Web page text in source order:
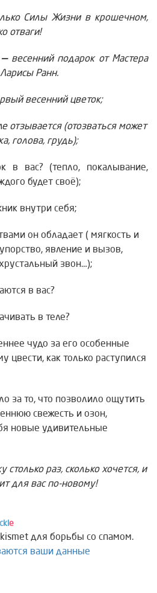
Силы Жизни в крошечном,
отваги!
— весенний подарок от Мастера
Ранн.
весенний цветок;
отзывается (отозваться может
голова, грудь);
в вас? (тепло, покалывание,
будет своё);
внутри себя;
он обладает ( мягкость и
явление и вызов,
звон…);
в вас?
в теле?
чудо за его особенные
цвести, как только раступился
за то, что позволило ощутить
свежесть и озон,
новые удивительные
столько раз, сколько хочется, и
для вас по-новому!
e
для борьбы со спамом.
ваши данные